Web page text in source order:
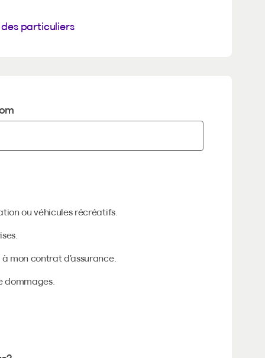
particuliers
ou véhicules récréatifs.
mon contrat d’assurance.
dommages.